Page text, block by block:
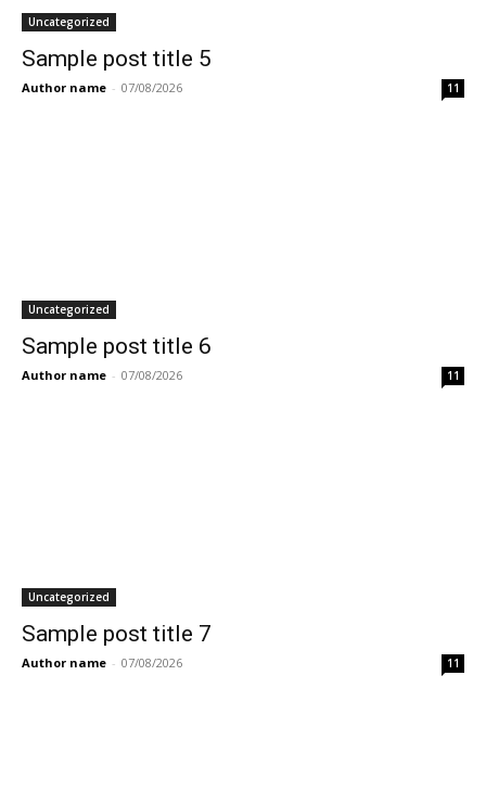
Uncategorized
Sample post title 5
Author name - 07/08/2026 11
Uncategorized
Sample post title 6
Author name - 07/08/2026 11
Uncategorized
Sample post title 7
Author name - 07/08/2026 11